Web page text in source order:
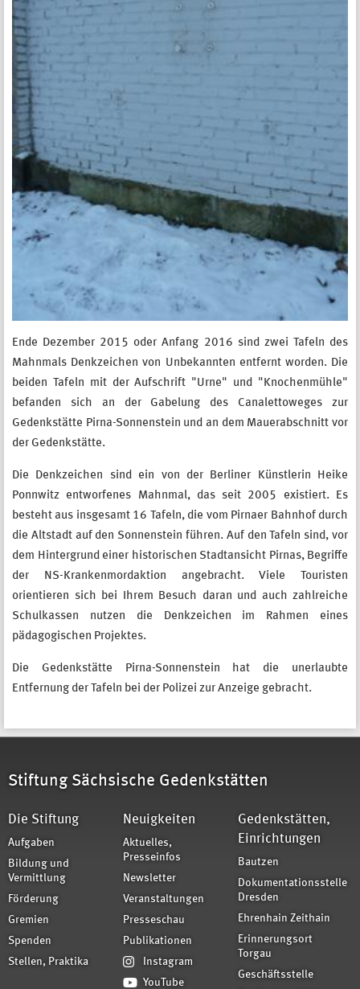
Ende Dezember 2015 oder Anfang 2016 sind zwei Tafeln des
Mahnmals Denkzeichen von Unbekannten entfernt worden. Die
beiden Tafeln mit der Aufschrift "Urne" und "Knochenmühle"
befanden sich an der Gabelung des Canalettoweges zur
Gedenkstätte Pirna-Sonnenstein und an dem Mauerabschnitt vor
der Gedenkstätte.
Die Denkzeichen sind ein von der Berliner Künstlerin Heike
Ponnwitz entworfenes Mahnmal, das seit 2005 existiert. Es
besteht aus insgesamt 16 Tafeln, die vom Pirnaer Bahnhof durch
die Altstadt auf den Sonnenstein führen. Auf den Tafeln sind, vor
dem Hintergrund einer historischen Stadtansicht Pirnas, Begriffe
der NS-Krankenmordaktion angebracht. Viele Touristen
orientieren sich bei Ihrem Besuch daran und auch zahlreiche
Schulkassen nutzen die Denkzeichen im Rahmen eines
pädagogischen Projektes.
Die Gedenkstätte Pirna-Sonnenstein hat die unerlaubte
Entfernung der Tafeln bei der Polizei zur Anzeige gebracht.
Stiftung Sächsische Gedenkstätten
Die Stiftung
Aufgaben
Bildung und
Vermittlung
Förderung
Gremien
Spenden
Stellen, Praktika
Neuigkeiten
Aktuelles,
Presseinfos
Newsletter
Veranstaltungen
Presseschau
Publikationen
Instagram
YouTube
Gedenkstätten,
Einrichtungen
Bautzen
Dokumentationsstelle
Dresden
Ehrenhain Zeithain
Erinnerungsort
Torgau
Geschäftsstelle